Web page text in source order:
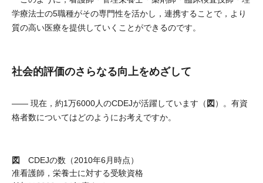
学療法士の5職種がその専門性を活かし，連携することで，より
質の高い医療を提供していくことができるのです。
社会的評価のさらなる向上をめざして
―― 現在，約1万6000人のCDEJが活躍しています（図）。有資
格者数についてはどのようにお考えですか。
図 CDEJの数（2010年6月時点）
准看護師，栄養士に対する受験資格